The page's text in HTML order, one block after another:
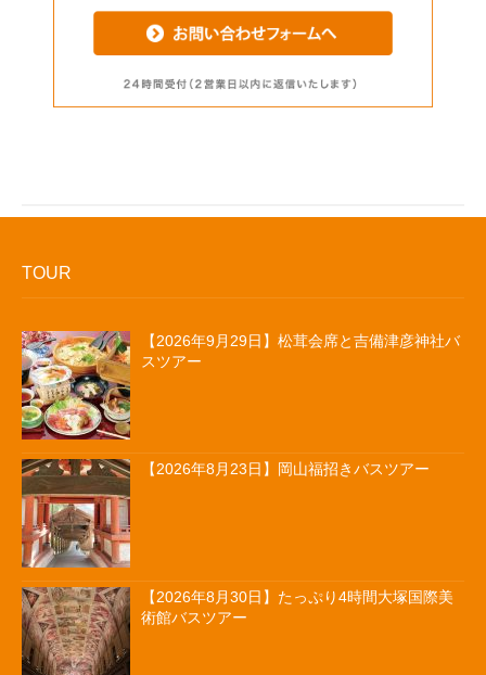
TOUR
【2026年9月29日】松茸会席と吉備津彦神社バ
スツアー
【2026年8月23日】岡山福招きバスツアー
【2026年8月30日】たっぷり4時間大塚国際美
術館バスツアー